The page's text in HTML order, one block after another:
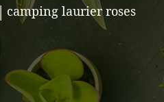
camping laurier roses